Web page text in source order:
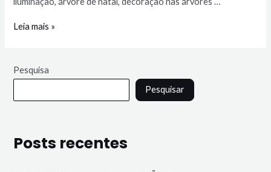
Leia mais »
Pesquisa
Pesquisar
Posts recentes